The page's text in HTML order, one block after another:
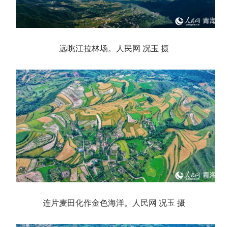
远眺江拉林场。人民网 况玉 摄
连片麦田化作金色海洋。人民网 况玉 摄